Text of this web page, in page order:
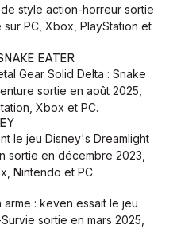
style action-horreur sortie
PC, Xbox, PlayStation et
EATER
Gear Solid Delta : Snake
sortie en août 2025,
Xbox et PC.
le jeu Disney's Dreamlight
sortie en décembre 2023,
Nintendo et PC.
: keven essait le jeu
sortie en mars 2025,